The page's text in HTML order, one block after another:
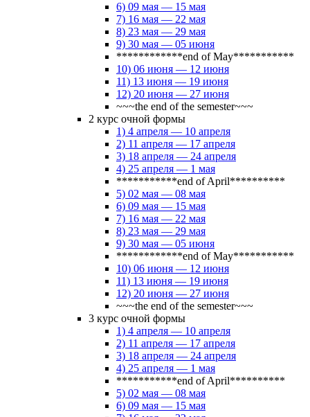
6) 09 мая — 15 мая
7) 16 мая — 22 мая
8) 23 мая — 29 мая
9) 30 мая — 05 июня
************end of May***********
10) 06 июня — 12 июня
11) 13 июня — 19 июня
12) 20 июня — 27 июня
~~~the end of the semester~~~
2 курс очной формы
1) 4 апреля — 10 апреля
2) 11 апреля — 17 апреля
3) 18 апреля — 24 апреля
4) 25 апреля — 1 мая
***********end of April**********
5) 02 мая — 08 мая
6) 09 мая — 15 мая
7) 16 мая — 22 мая
8) 23 мая — 29 мая
9) 30 мая — 05 июня
************end of May***********
10) 06 июня — 12 июня
11) 13 июня — 19 июня
12) 20 июня — 27 июня
~~~the end of the semester~~~
3 курс очной формы
1) 4 апреля — 10 апреля
2) 11 апреля — 17 апреля
3) 18 апреля — 24 апреля
4) 25 апреля — 1 мая
***********end of April**********
5) 02 мая — 08 мая
6) 09 мая — 15 мая